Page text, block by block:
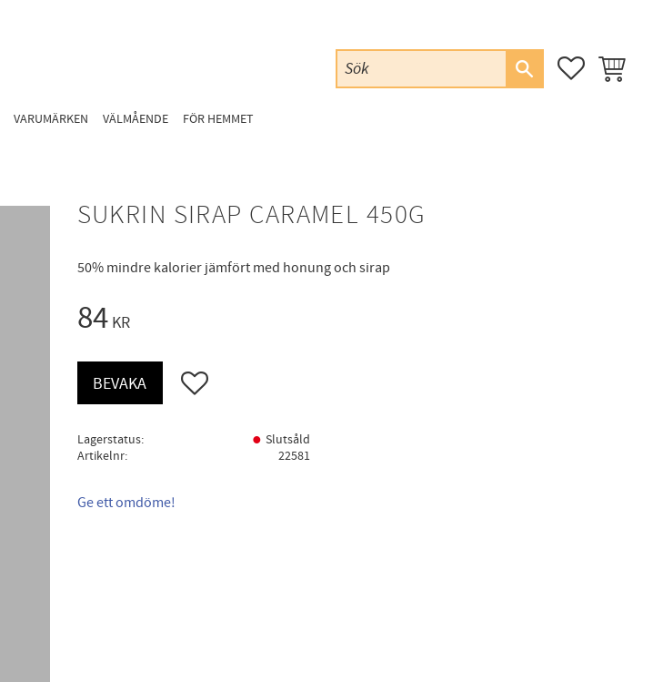
FAVORITER
VARUMÄRKEN VÄLMÅENDE FÖR HEMMET
SUKRIN SIRAP CARAMEL 450G
50% mindre kalorier jämfört med honung och sirap
84KR
Lägg till i favoriter
BEVAKA
Lagerstatus
Slutsåld
Artikelnr
22581
Ge ett omdöme!